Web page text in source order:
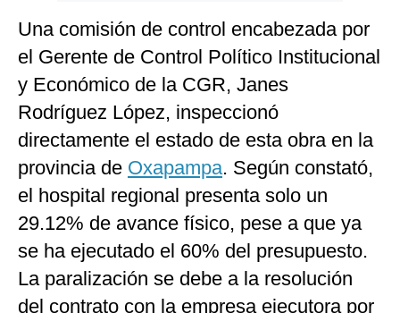
Una comisión de control encabezada por
el Gerente de Control Político Institucional
y Económico de la CGR, Janes
Rodríguez López, inspeccionó
directamente el estado de esta obra en la
provincia de Oxapampa. Según constató,
el hospital regional presenta solo un
29.12% de avance físico, pese a que ya
se ha ejecutado el 60% del presupuesto.
La paralización se debe a la resolución
del contrato con la empresa ejecutora por